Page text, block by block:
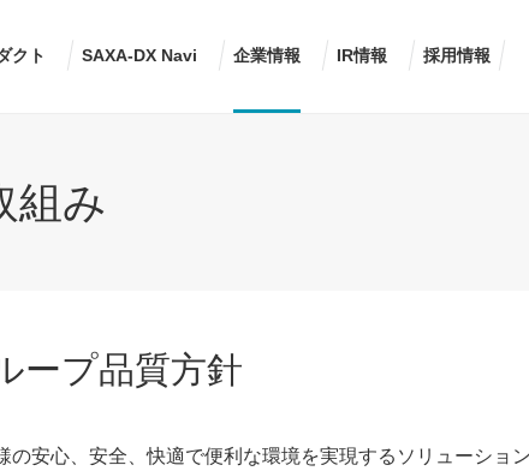
クト SAXA-DX Navi 企業情報 IR情報 採用情報
組み
ープ品質方針
の安心、安全、快適で便利な環境を実現するソリューショ